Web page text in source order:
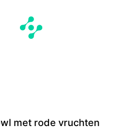
met rode vruchten